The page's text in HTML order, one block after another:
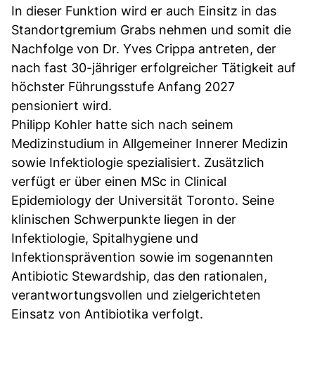
In dieser Funktion wird er auch Einsitz in das
Standortgremium Grabs nehmen und somit die
Nachfolge von Dr. Yves Crippa antreten, der
nach fast 30-jähriger erfolgreicher Tätigkeit auf
höchster Führungsstufe Anfang 2027
pensioniert wird.
Philipp Kohler hatte sich nach seinem
Medizinstudium in Allgemeiner Innerer Medizin
sowie Infektiologie spezialisiert. Zusätzlich
verfügt er über einen MSc in Clinical
Epidemiology der Universität Toronto. Seine
klinischen Schwerpunkte liegen in der
Infektiologie, Spitalhygiene und
Infektionsprävention sowie im sogenannten
Antibiotic Stewardship, das den rationalen,
verantwortungsvollen und zielgerichteten
Einsatz von Antibiotika verfolgt.